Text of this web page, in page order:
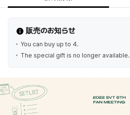
販売のお知らせ
You can buy up to 4.
The special gift is no longer available.